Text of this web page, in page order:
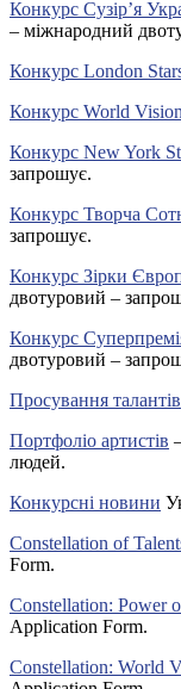
Конкурс Сузір’я
– міжнародний
Конкурс London
Конкурс World Vision
Конкурс New York
запрошує.
Конкурс Творча
запрошує.
Конкурс Зірки
двотуровий –
Конкурс
двотуровий –
Просування талантів
Портфоліо артистів
людей.
Конкурсні новини
Constellation of
Form.
Constellation: Power
Application Form.
Constellation: World